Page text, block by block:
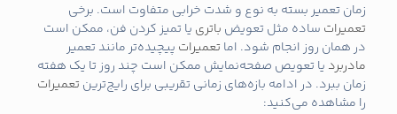
زمان تعمیر بسته به نوع و شدت خرابی متفاوت است. برخی
تعمیرات ساده مثل تعویض باتری یا تمیز کردن فن، ممکن است
در همان روز انجام شود. اما تعمیرات پیچیده‌تر مانند تعمیر
مادربرد یا تعویص صفحه‌نمایش ممکن است چند روز تا یک هفته
زمان ببرد. در ادامه بازه‌های زمانی تقریبی برای رایج‌ترین تعمیرات
را مشاهده می‌کنید: